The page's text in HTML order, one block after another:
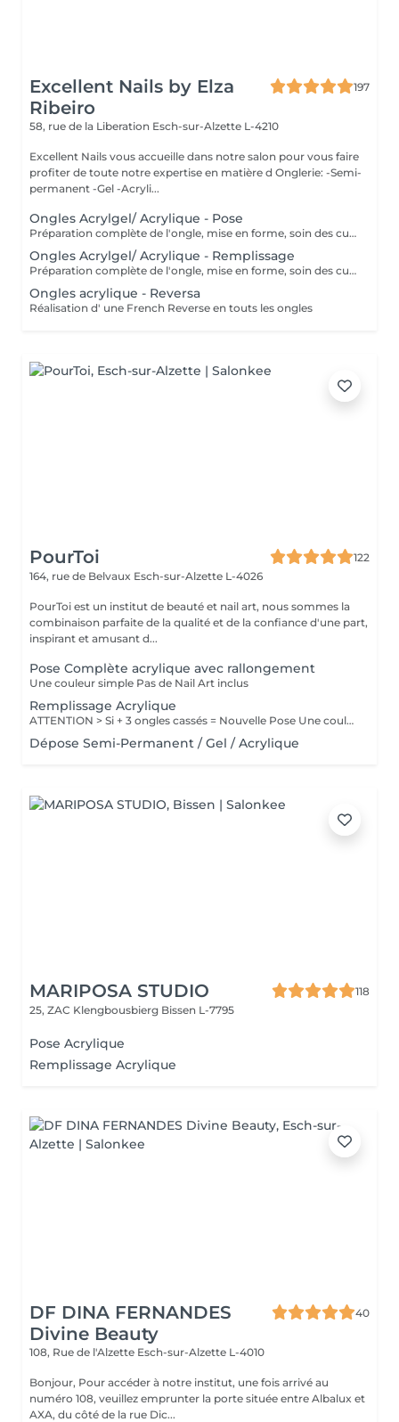
Excellent Nails by Elza
Ribeiro
197
58, rue de la Liberation Esch-sur-Alzette L-4210
Excellent Nails vous accueille dans notre salon pour vous faire
profiter de toute notre expertise en matière d Onglerie: -Semi-
permanent -Gel -Acryli...
Ongles Acrylgel/ Acrylique - Pose
Préparation complète de l'ongle, mise en forme, soin des cuticules et pose acrylique avec la couleur de votre choix.
Ongles Acrylgel/ Acrylique - Remplissage
Préparation complète de l'ongle, mise en forme, soin des cuticules et remplissage acrylique avec la couleur de votre choix.
Ongles acrylique - Reversa
Réalisation d' une French Reverse en touts les ongles
PourToi
122
164, rue de Belvaux Esch-sur-Alzette L-4026
PourToi est un institut de beauté et nail art, nous sommes la
combinaison parfaite de la qualité et de la confiance d'une part,
inspirant et amusant d...
Pose Complète acrylique avec rallongement
Une couleur simple Pas de Nail Art inclus
Remplissage Acrylique
ATTENTION > Si + 3 ongles cassés = Nouvelle Pose Une couleur simple Pas de Nail Art inclus
Dépose Semi-Permanent / Gel / Acrylique
MARIPOSA STUDIO
118
25, ZAC Klengbousbierg Bissen L-7795
Pose Acrylique
Remplissage Acrylique
DF DINA FERNANDES
Divine Beauty
40
108, Rue de l'Alzette Esch-sur-Alzette L-4010
Bonjour, Pour accéder à notre institut, une fois arrivé au
numéro 108, veuillez emprunter la porte située entre Albalux et
AXA, du côté de la rue Dic...